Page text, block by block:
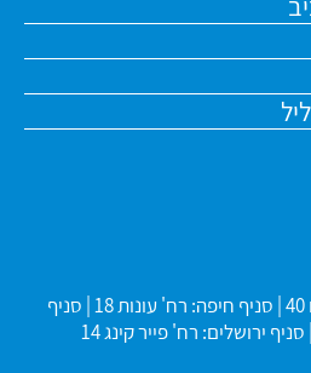
סניף תל אביב: רח' אורים 40 | סניף חיפה: רח' עונות 18 | סניף